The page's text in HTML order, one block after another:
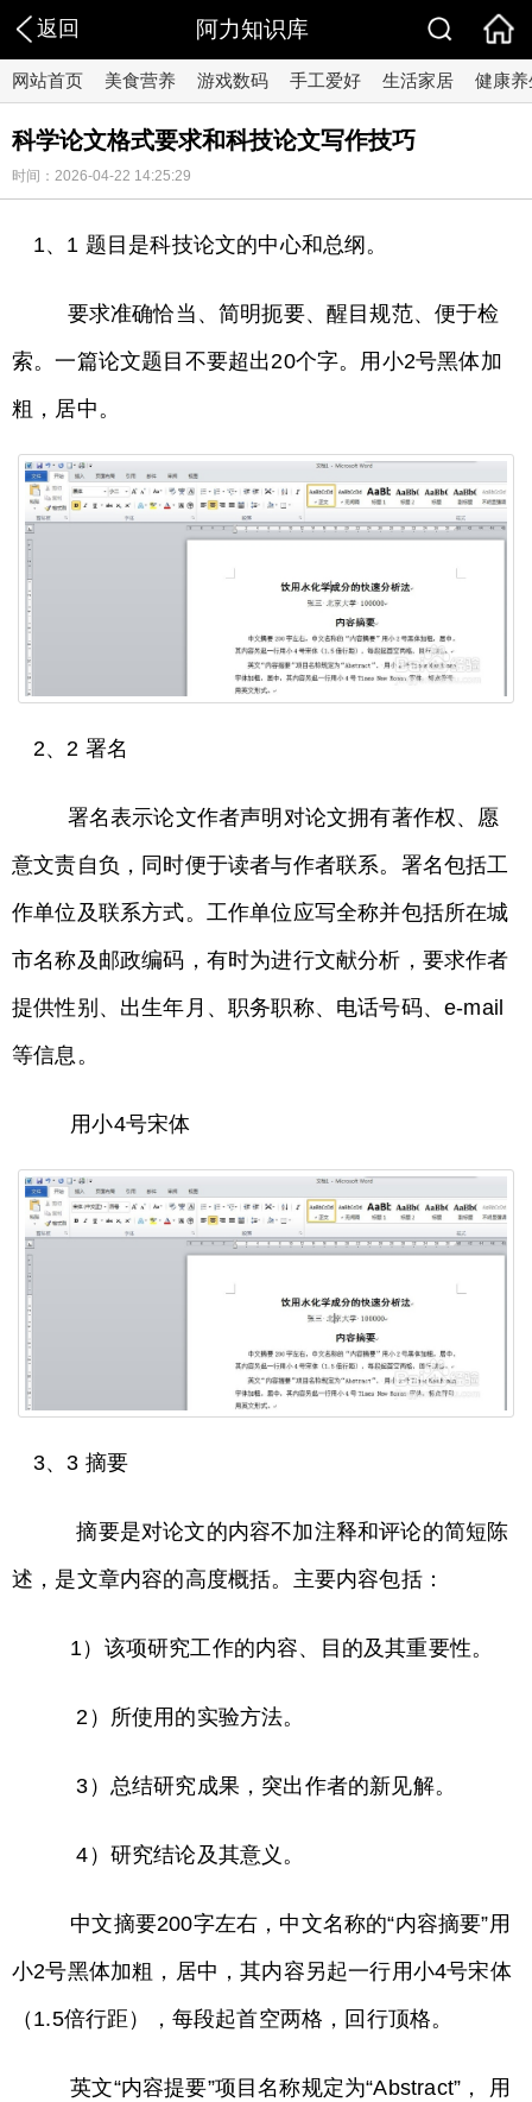
返回 阿力知识库
网站首页 美食营养 游戏数码 手工爱好 生活家居 健康养
科学论文格式要求和科技论文写作技巧
时间：2026-04-22 14:25:29
1、1 题目是科技论文的中心和总纲。
要求准确恰当、简明扼要、醒目规范、便于检
索。一篇论文题目不要超出20个字。用小2号黑体加
粗，居中。
2、2 署名
署名表示论文作者声明对论文拥有著作权、愿
意文责自负，同时便于读者与作者联系。署名包括工
作单位及联系方式。工作单位应写全称并包括所在城
市名称及邮政编码，有时为进行文献分析，要求作者
提供性别、出生年月、职务职称、电话号码、e-mail
等信息。
用小4号宋体
3、3 摘要
摘要是对论文的内容不加注释和评论的简短陈
述，是文章内容的高度概括。主要内容包括：
1）该项研究工作的内容、目的及其重要性。
2）所使用的实验方法。
3）总结研究成果，突出作者的新见解。
4）研究结论及其意义。
中文摘要200字左右，中文名称的“内容摘要”用
小2号黑体加粗，居中，其内容另起一行用小4号宋体
（1.5倍行距），每段起首空两格，回行顶格。
英文“内容提要”项目名称规定为“Abstract”， 用